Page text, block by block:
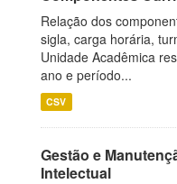
Relação dos
sigla, carga horária,
Unidade Acadêmica
ano e período...
CSV
Gestão e
Intelectual